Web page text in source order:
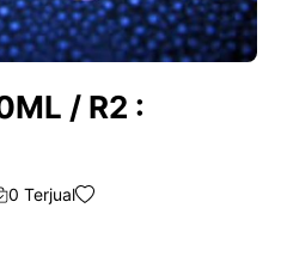
/ R2 :
0 Terjual